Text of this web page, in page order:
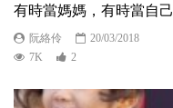
有時當媽媽，有時當自己
阮絡伶
20/03/2018
7K
2